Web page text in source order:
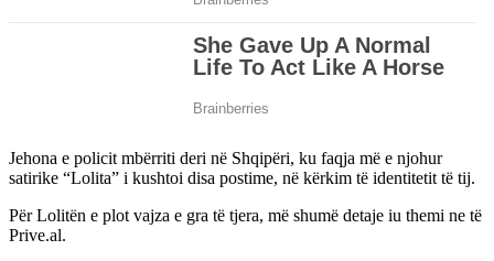
Jehona e policit mbërriti deri në Shqipëri, ku faqja më e njohur
satirike “Lolita” i kushtoi disa postime, në kërkim të identitetit të tij.
Për Lolitën e plot vajza e gra të tjera, më shumë detaje iu themi ne të
Prive.al.